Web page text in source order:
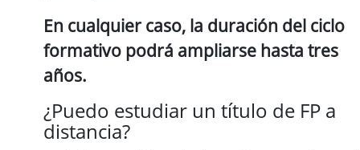
En cualquier caso, la duración del ciclo
formativo podrá ampliarse hasta tres
años.
¿Puedo estudiar un título de FP a
distancia?